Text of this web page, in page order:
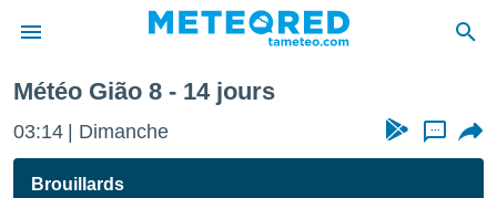
de
Météo Gião 8 - 14 jours
03:14 Dimanche ...
Brouillards